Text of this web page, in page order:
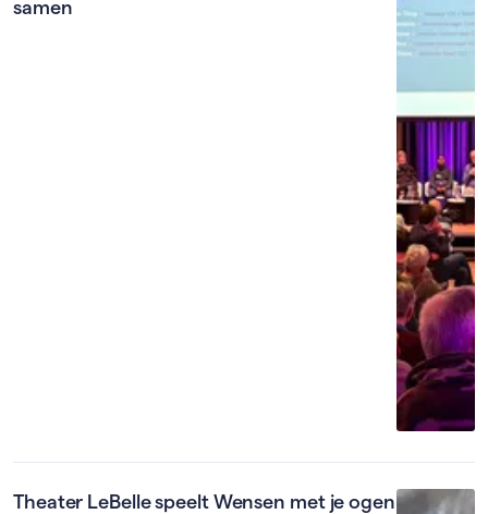
samen
Theater LeBelle speelt Wensen met je ogen